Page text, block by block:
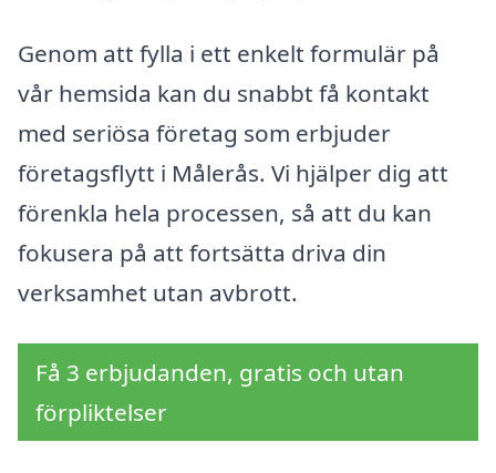
Genom att fylla i ett enkelt formulär på
vår hemsida kan du snabbt få kontakt
med seriösa företag som erbjuder
företagsflytt i Målerås. Vi hjälper dig att
förenkla hela processen, så att du kan
fokusera på att fortsätta driva din
verksamhet utan avbrott.
Få 3 erbjudanden, gratis och utan
förpliktelser